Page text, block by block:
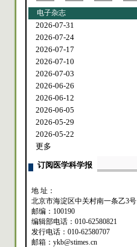
电子杂志
2026-07-31
2026-07-24
2026-07-17
2026-07-10
2026-07-03
2026-06-26
2026-06-12
2026-06-05
2026-05-29
2026-05-22
更多
订阅医学科学报
地 址：
北京市海淀区中关村南一条乙3号
邮编：100190
编辑部电话：010-62580821
发行电话：010-62580707
邮箱：ykb@stimes.cn